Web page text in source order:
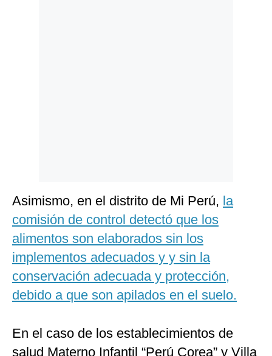
Asimismo, en el distrito de Mi Perú, la
comisión de control detectó que los
alimentos son elaborados sin los
implementos adecuados y y sin la
conservación adecuada y protección,
debido a que son apilados en el suelo.
En el caso de los establecimientos de
salud Materno Infantil “Perú Corea” y Villa